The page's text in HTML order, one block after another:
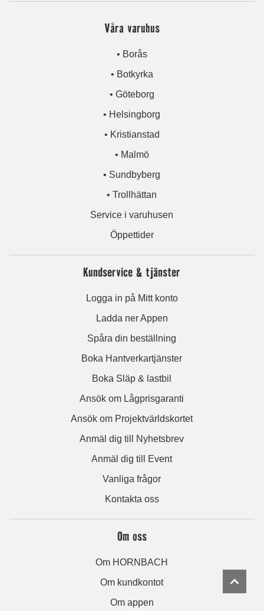
Våra varuhus
• Borås
• Botkyrka
• Göteborg
• Helsingborg
• Kristianstad
• Malmö
• Sundbyberg
• Trollhättan
Service i varuhusen
Öppettider
Kundservice & tjänster
Logga in på Mitt konto
Ladda ner Appen
Spåra din beställning
Boka Hantverkartjänster
Boka Släp & lastbil
Ansök om Lågprisgaranti
Ansök om Projektvärldskortet
Anmäl dig till Nyhetsbrev
Anmäl dig till Event
Vanliga frågor
Kontakta oss
Om oss
Om HORNBACH
Om kundkontot
Om appen